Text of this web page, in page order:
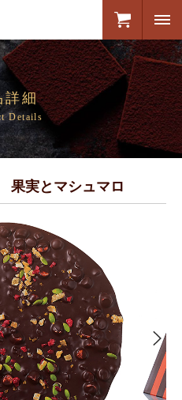
詳細
Details
果実とマシュマロ